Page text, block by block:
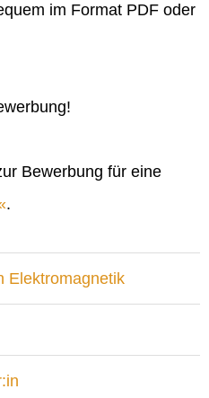
im Format PDF oder
Bewerbung für eine
.
Elektromagnetik